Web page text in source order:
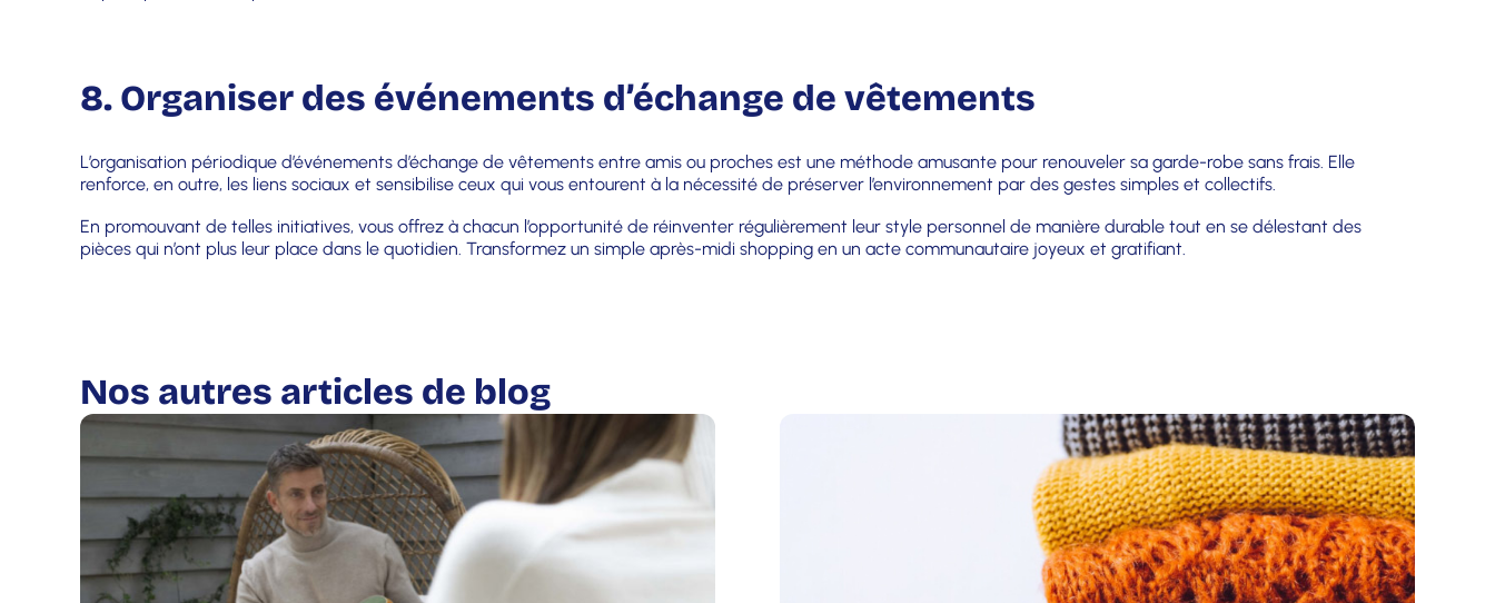
8. Organiser des événements d’échange de vêtements
L’organisation périodique d’événements d’échange de vêtements entre amis ou proches est une méthode amusante pour renouveler sa garde-robe sans frais. Elle
renforce, en outre, les liens sociaux et sensibilise ceux qui vous entourent à la nécessité de préserver l’environnement par des gestes simples et collectifs.
En promouvant de telles initiatives, vous offrez à chacun l’opportunité de réinventer régulièrement leur style personnel de manière durable tout en se délestant des
pièces qui n’ont plus leur place dans le quotidien. Transformez un simple après-midi shopping en un acte communautaire joyeux et gratifiant.
Nos autres articles de blog